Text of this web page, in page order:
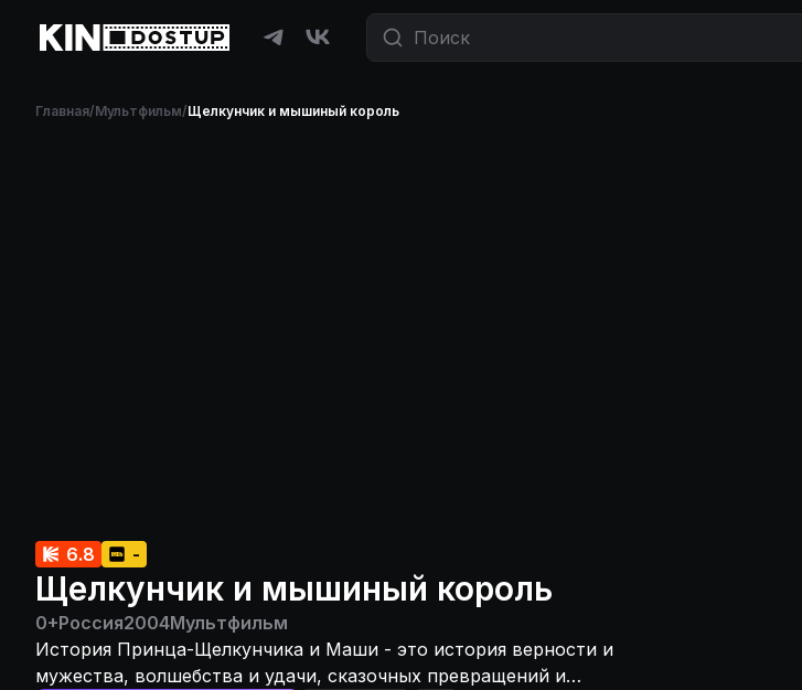
Главная/Мультфильм/Щелкунчик и мышиный король
6.8 -
Щелкунчик и мышиный король
0+Россия2004Мультфильм
История Принца-Щелкунчика и Маши - это история верности и
мужества, волшебства и удачи, сказочных превращений и